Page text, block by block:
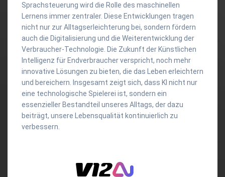
Sprachsteuerung wird die Rolle des maschinellen
Lernens immer zentraler. Diese Entwicklungen tragen
nicht nur zur Alltagserleichterung bei, sondern fördern
auch die Digitalisierung und die Weiterentwicklung der
Verbraucher-Technologie. Die Zukunft der Künstlichen
Intelligenz für Endverbraucher verspricht, noch mehr
innovative Lösungen zu bieten, die das Leben erleichtern
und bereichern. Insgesamt zeigt sich, dass KI nicht nur
eine technologische Spielerei ist, sondern ein
essenzieller Bestandteil unseres Alltags, der dazu
beiträgt, unsere Lebensqualität kontinuierlich zu
verbessern.